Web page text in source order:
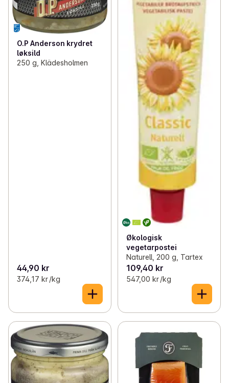
O.P Anderson krydret
løksild
250 g, Klädesholmen
44,90 kr
374,17 kr /kg
Økologisk
vegetarpostei
Naturell, 200 g, Tartex
109,40 kr
547,00 kr /kg